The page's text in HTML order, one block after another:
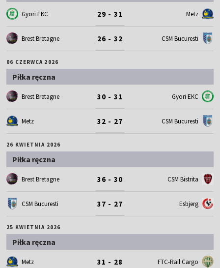
Gyori EKC 29 - 31 Metz
Brest Bretagne 26 - 32 CSM Bucuresti
06 CZERWCA 2026
Piłka ręczna
Brest Bretagne 30 - 31 Gyori EKC
Metz 32 - 27 CSM Bucuresti
26 KWIETNIA 2026
Piłka ręczna
Brest Bretagne 36 - 30 CSM Bistrita
CSM Bucuresti 37 - 27 Esbjerg
25 KWIETNIA 2026
Piłka ręczna
Metz 31 - 28 FTC-Rail Cargo